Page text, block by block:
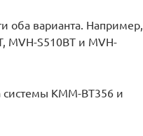
оба варианта. Например,
MVH-S510BT и MVH-
KMM-BT356 и